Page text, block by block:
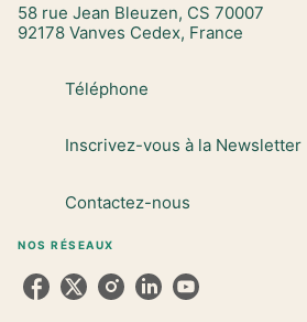
58 rue Jean Bleuzen, CS 70007
92178 Vanves Cedex, France
Téléphone
Inscrivez-vous à la Newsletter
Contactez-nous
NOS RÉSEAUX